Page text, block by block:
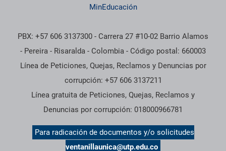
MinEducación
PBX: +57 606 3137300 - Carrera 27 #10-02 Barrio Alamos
- Pereira - Risaralda - Colombia - Código postal: 660003
Línea de Peticiones, Quejas, Reclamos y Denuncias por
corrupción: +57 606 3137211
Línea gratuita de Peticiones, Quejas, Reclamos y
Denuncias por corrupción: 018000966781
Para radicación de documentos y/o solicitudes
ventanillaunica@utp.edu.co